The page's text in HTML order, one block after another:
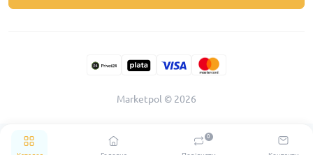
0
Marketpol © 2026